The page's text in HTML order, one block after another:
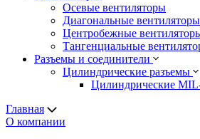
Осевые вентиляторы
Диагональные вентиляторы
Центробежные
Тангенциальные
Разъемы и соединители
Цилиндрические разъемы
Цилиндрические
Главная
О компании